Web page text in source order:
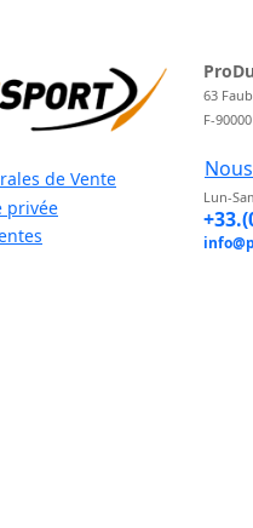
de Vente
privée
63
F-
Lun-